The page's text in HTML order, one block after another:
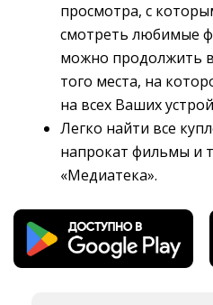
просмотра, с
смотреть любимые
можно продолжить
того места, на
на всех Ваших
Легко найти все
напрокат фильмы и
«Медиатека».